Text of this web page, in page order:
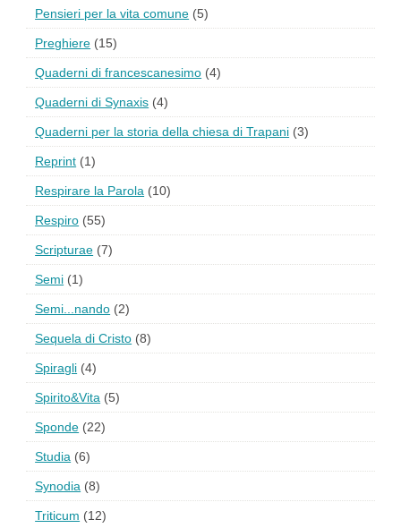
Pensieri per la vita comune (5)
Preghiere (15)
Quaderni di francescanesimo (4)
Quaderni di Synaxis (4)
Quaderni per la storia della chiesa di Trapani (3)
Reprint (1)
Respirare la Parola (10)
Respiro (55)
Scripturae (7)
Semi (1)
Semi...nando (2)
Sequela di Cristo (8)
Spiragli (4)
Spirito&Vita (5)
Sponde (22)
Studia (6)
Synodia (8)
Triticum (12)